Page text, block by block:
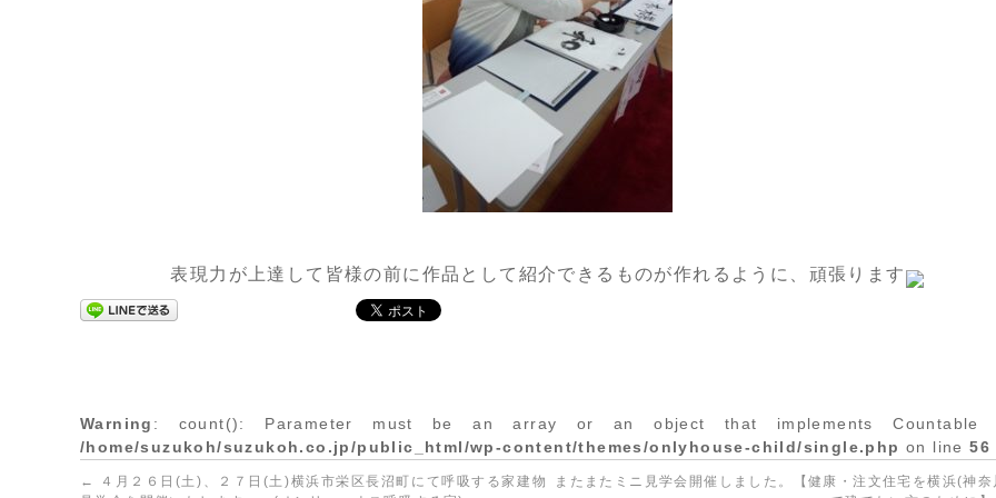
表現力が上達して皆様の前に作品として紹介できるものが作れるように、頑張ります
Warning : count(): Parameter must be an array or an object that implements Countable
/home/suzukoh/suzukoh.co.jp/public_html/wp-content/themes/onlyhouse-child/single.php on line56
←
４月２６日(土)、２７日(土)横浜市栄区長沼町にて呼吸する家建物
またまたミニ見学会開催しました。【健康・注文住宅を横浜(神